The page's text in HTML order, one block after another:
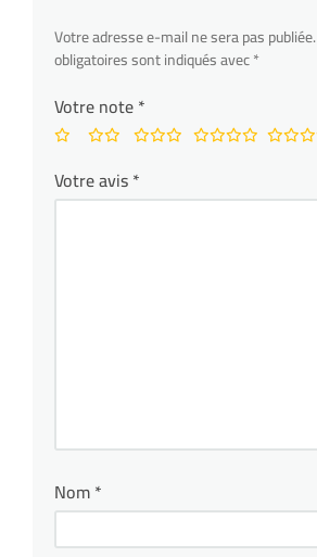
Votre adresse e-mail ne sera pas publiée.
obligatoires sont indiqués avec*
Votre note*
Votre avis*
Nom*